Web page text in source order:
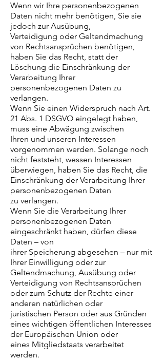
Wenn wir Ihre personenbezogenen
Daten nicht mehr benötigen, Sie sie
jedoch zur Ausübung,
Verteidigung oder Geltendmachung
von Rechtsansprüchen benötigen,
haben Sie das Recht, statt der
Löschung die Einschränkung der
Verarbeitung Ihrer
personenbezogenen Daten zu
verlangen.
Wenn Sie einen Widerspruch nach Art.
21 Abs. 1 DSGVO eingelegt haben,
muss eine Abwägung zwischen
Ihren und unseren Interessen
vorgenommen werden. Solange noch
nicht feststeht, wessen Interessen
überwiegen, haben Sie das Recht, die
Einschränkung der Verarbeitung Ihrer
personenbezogenen Daten
zu verlangen.
Wenn Sie die Verarbeitung Ihrer
personenbezogenen Daten
eingeschränkt haben, dürfen diese
Daten – von
ihrer Speicherung abgesehen – nur mit
Ihrer Einwilligung oder zur
Geltendmachung, Ausübung oder
Verteidigung von Rechtsansprüchen
oder zum Schutz der Rechte einer
anderen natürlichen oder
juristischen Person oder aus Gründen
eines wichtigen öffentlichen Interesses
der Europäischen Union oder
eines Mitgliedstaats verarbeitet
werden.